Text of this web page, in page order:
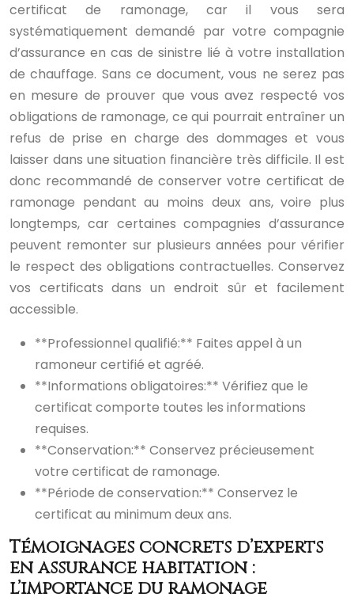
certificat de ramonage, car il vous sera
systématiquement demandé par votre compagnie
d’assurance en cas de sinistre lié à votre installation
de chauffage. Sans ce document, vous ne serez pas
en mesure de prouver que vous avez respecté vos
obligations de ramonage, ce qui pourrait entraîner un
refus de prise en charge des dommages et vous
laisser dans une situation financière très difficile. Il est
donc recommandé de conserver votre certificat de
ramonage pendant au moins deux ans, voire plus
longtemps, car certaines compagnies d’assurance
peuvent remonter sur plusieurs années pour vérifier
le respect des obligations contractuelles. Conservez
vos certificats dans un endroit sûr et facilement
accessible.
**Professionnel qualifié:** Faites appel à un
ramoneur certifié et agréé.
**Informations obligatoires:** Vérifiez que le
certificat comporte toutes les informations
requises.
**Conservation:** Conservez précieusement
votre certificat de ramonage.
**Période de conservation:** Conservez le
certificat au minimum deux ans.
Témoignages concrets d’experts
en assurance habitation :
l’importance du ramonage